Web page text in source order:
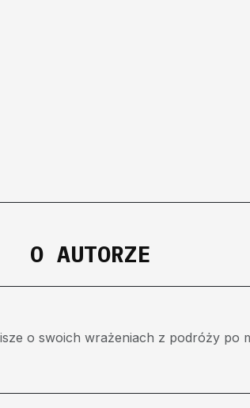
O AUTORZE
o swoich wrażeniach z podróży po